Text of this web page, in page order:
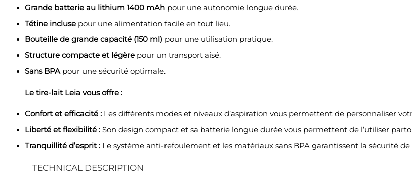
Grande batterie au lithium 1400 mAhpour une autonomie longue durée.
Tétine inclusepour une alimentation facile en tout lieu.
Bouteille de grande capacité (150 ml) pour une utilisation pratique.
Structure compacte et légèrepour un transport aisé.
Sans BPApour une sécurité optimale.
Le tire-lait Leia vous offre :
Confort et efficacité :Les différents modes et niveaux d’aspiration vous permettent de personnaliser
Liberté et flexibilité :Son design compact et sa batterie longue durée vous permettent de l’utiliser
Tranquillité d’esprit :Le système anti-refoulement et les matériaux sans BPA garantissent la sécurité
TECHNICAL DESCRIPTION